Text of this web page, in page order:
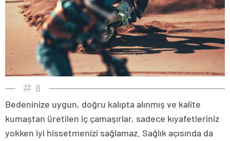
8
Bedeninize uygun, doğru kalıpta alınmış ve kalite
kumaştan üretilen iç çamaşırlar, sadece kıyafetleriniz
yokken iyi hissetmenizi sağlamaz. Sağlık açısında da